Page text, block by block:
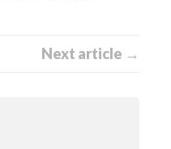
Next article →